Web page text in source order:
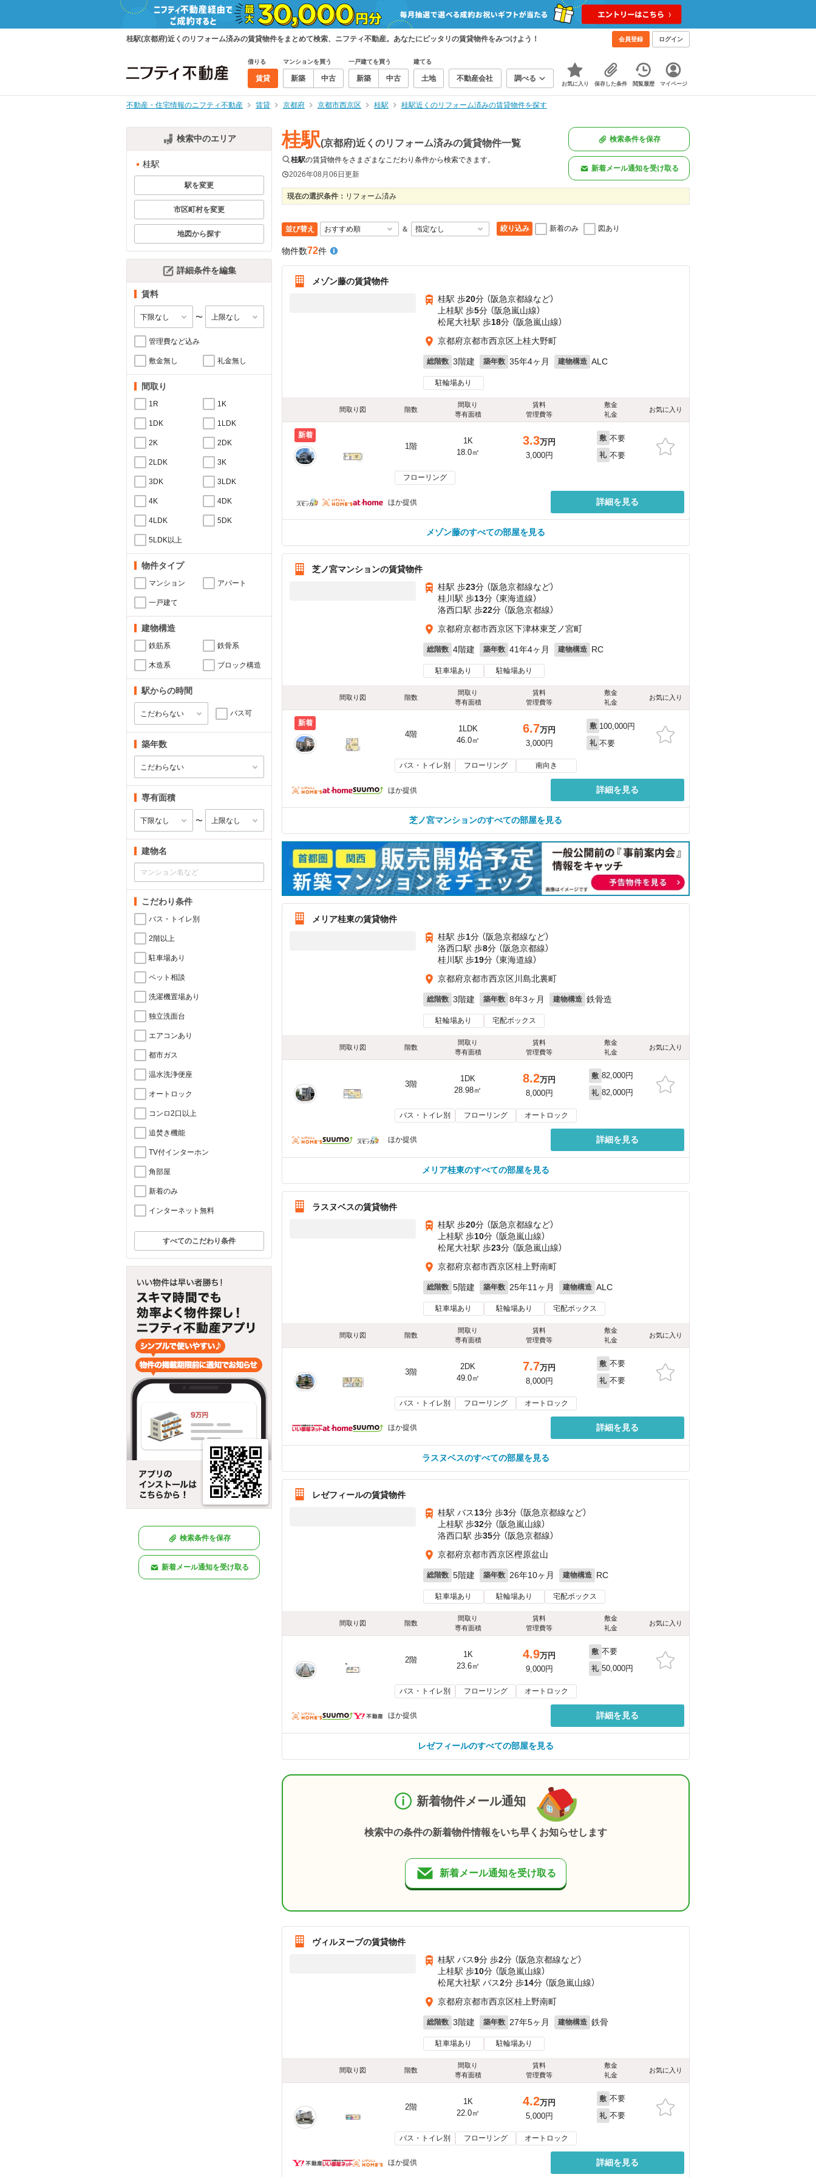
桂駅(京都府)近くのリフォーム済みの賃貸物件をまとめて検索、ニフティ不動産。あなたにピッタリの賃貸物件をみつけよう！ 会員登録 ログイン
借りる
賃貸
マンションを買う
新築 中古
一戸建てを買う
新築 中古
建てる
土地 不動産会社 調べる
お気に入り 保存した条件 閲覧履歴 マイページ
不動産・住宅情報のニフティ不動産 賃貸 京都府 京都市西京区 桂駅 桂駅近くのリフォーム済みの賃貸物件を探す
検索中のエリア
桂駅
駅を変更
市区町村を変更
地図から探す
詳細条件を編集
賃料
〜
管理費など込み
敷金無し 礼金無し
間取り
1R 1K
1DK 1LDK
2K 2DK
2LDK 3K
3DK 3LDK
4K 4DK
4LDK 5DK
5LDK以上
物件タイプ
マンション アパート
一戸建て
建物構造
鉄筋系 鉄骨系
木造系 ブロック構造
駅からの時間
バス可
築年数
専有面積
〜
建物名
こだわり条件
バス・トイレ別
2階以上
駐車場あり
ペット相談
洗濯機置場あり
独立洗面台
エアコンあり
都市ガス
温水洗浄便座
オートロック
コンロ2口以上
追焚き機能
TV付インターホン
角部屋
新着のみ
インターネット無料
すべてのこだわり条件
検索条件を保存
新着メール通知を受け取る
桂駅(京都府)近くのリフォーム済みの賃貸物件一覧
桂駅の賃貸物件をさまざまなこだわり条件から検索できます。
2026年08月06日更新
検索条件を保存
新着メール通知を受け取る
現在の選択条件： リフォーム済み
並び替え ＆ 絞り込み 新着のみ 図あり
物件数72件
メゾン藤の賃貸物件
桂駅 歩20分 （阪急京都線など）
上桂駅 歩5分 （阪急嵐山線）
松尾大社駅 歩18分 （阪急嵐山線）
京都府京都市西京区上桂大野町
総階数 3階建 築年数 35年4ヶ月 建物構造 ALC
駐輪場あり
間取り図 階数
間取り
専有面積
賃料
管理費等
敷金
礼金
お気に入り
新着
1階
1K
18.0㎡
3.3万円
3,000円
敷 不要
礼 不要
フローリング
ほか提供 詳細を見る
メゾン藤のすべての部屋を見る
芝ノ宮マンションの賃貸物件
桂駅 歩23分 （阪急京都線など）
桂川駅 歩13分 （東海道線）
洛西口駅 歩22分 （阪急京都線）
京都府京都市西京区下津林東芝ノ宮町
総階数 4階建 築年数 41年4ヶ月 建物構造 RC
駐車場あり 駐輪場あり
間取り図 階数
間取り
専有面積
賃料
管理費等
敷金
礼金
お気に入り
新着
4階
1LDK
46.0㎡
6.7万円
3,000円
敷 100,000円
礼 不要
バス・トイレ別 フローリング 南向き
ほか提供 詳細を見る
芝ノ宮マンションのすべての部屋を見る
メリア桂東の賃貸物件
桂駅 歩1分 （阪急京都線など）
洛西口駅 歩8分 （阪急京都線）
桂川駅 歩19分 （東海道線）
京都府京都市西京区川島北裏町
総階数 3階建 築年数 8年3ヶ月 建物構造 鉄骨造
駐輪場あり 宅配ボックス
間取り図 階数
間取り
専有面積
賃料
管理費等
敷金
礼金
お気に入り
3階
1DK
28.98㎡
8.2万円
8,000円
敷 82,000円
礼 82,000円
バス・トイレ別 フローリング オートロック
ほか提供 詳細を見る
メリア桂東のすべての部屋を見る
ラスヌベスの賃貸物件
桂駅 歩20分 （阪急京都線など）
上桂駅 歩10分 （阪急嵐山線）
松尾大社駅 歩23分 （阪急嵐山線）
京都府京都市西京区桂上野南町
総階数 5階建 築年数 25年11ヶ月 建物構造 ALC
駐車場あり 駐輪場あり 宅配ボックス
間取り図 階数
間取り
専有面積
賃料
管理費等
敷金
礼金
お気に入り
3階
2DK
49.0㎡
7.7万円
8,000円
敷 不要
礼 不要
バス・トイレ別 フローリング オートロック
ほか提供 詳細を見る
ラスヌベスのすべての部屋を見る
レゼフィールの賃貸物件
桂駅 バス13分 歩3分 （阪急京都線など）
上桂駅 歩32分 （阪急嵐山線）
洛西口駅 歩35分 （阪急京都線）
京都府京都市西京区樫原盆山
総階数 5階建 築年数 26年10ヶ月 建物構造 RC
駐車場あり 駐輪場あり 宅配ボックス
間取り図 階数
間取り
専有面積
賃料
管理費等
敷金
礼金
お気に入り
2階
1K
23.6㎡
4.9万円
9,000円
敷 不要
礼 50,000円
バス・トイレ別 フローリング オートロック
ほか提供 詳細を見る
レゼフィールのすべての部屋を見る
新着物件メール通知
検索中の条件の新着物件情報をいち早くお知らせします
新着メール通知を受け取る
ヴィルヌーブの賃貸物件
桂駅 バス9分 歩2分 （阪急京都線など）
上桂駅 歩10分 （阪急嵐山線）
松尾大社駅 バス2分 歩14分 （阪急嵐山線）
京都府京都市西京区桂上野南町
総階数 3階建 築年数 27年5ヶ月 建物構造 鉄骨
駐車場あり 駐輪場あり
間取り図 階数
間取り
専有面積
賃料
管理費等
敷金
礼金
お気に入り
2階
1K
22.0㎡
4.2万円
5,000円
敷 不要
礼 不要
バス・トイレ別 フローリング オートロック
ほか提供 詳細を見る